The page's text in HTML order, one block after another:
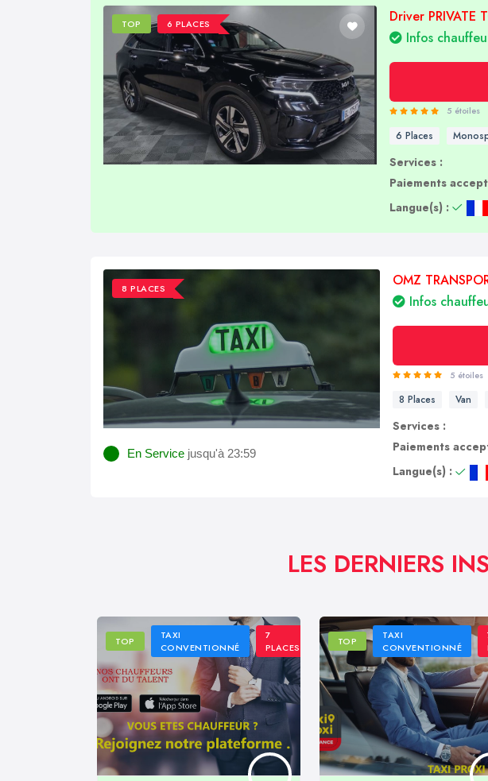
TOP 6 PLACES
Driver PRIVATE
Infos
5 étoiles
6 Places
Services :
Paiements
Langue(s) :
8 PLACES
En Service jusqu'à 23:59
OMZ
Infos
5 étoiles
8 Places Van
Services :
Paiements
Langue(s) :
LES DERNIERS
TOP
TAXI
CONVENTIONNÉ
7
PLACES
TOP
TAXI
CONVENTIONNÉ